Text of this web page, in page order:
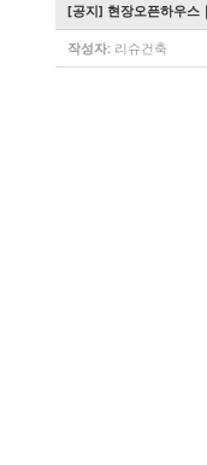
[공지] 현장오픈하우스
작성자: 리슈건축